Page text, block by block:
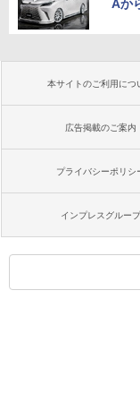
Aか
本サイトのご利用につ
広告掲載のご案内
プライバシーポリシ
インプレスグループ